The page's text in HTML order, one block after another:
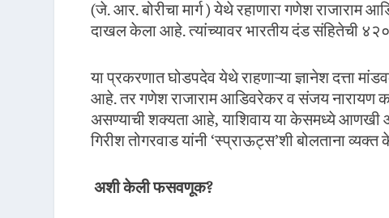
(जे. आर. बोरीचा मार्ग ) येथे रहाणारा गणेश
दाखल केला आहे. त्यांच्यावर भारतीय दंड संहितेची
या प्रकरणात घोडपदेव येथे राहणाऱ्या ज्ञानेश दत्ता
आहे. तर गणेश राजाराम आडिवरेकर व संजय नारायण
असण्याची शक्यता आहे, याशिवाय या केसमध्ये आणखी
गिरीश तोगरवाड यांनी ‘स्प्राऊट्स’शी बोलताना व्यक्त
अशी केली फसवणूक?